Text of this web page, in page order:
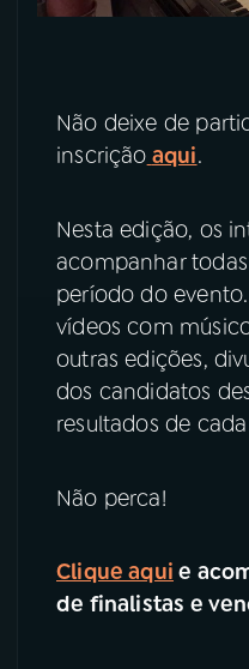
Não deixe de
inscrição aqui.
Nesta edição, os
acompanhar
período do
vídeos com
outras edições,
dos candidatos
resultados de
Não perca!
Clique aqui e
de finalistas e